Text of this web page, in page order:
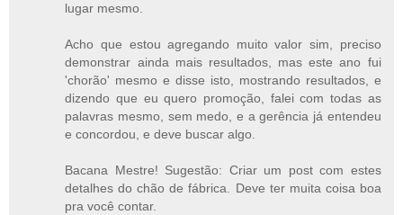
lugar mesmo.
Acho que estou agregando muito valor sim, preciso
demonstrar ainda mais resultados, mas este ano fui
'chorão' mesmo e disse isto, mostrando resultados, e
dizendo que eu quero promoção, falei com todas as
palavras mesmo, sem medo, e a gerência já entendeu
e concordou, e deve buscar algo.
Bacana Mestre! Sugestão: Criar um post com estes
detalhes do chão de fábrica. Deve ter muita coisa boa
pra você contar.